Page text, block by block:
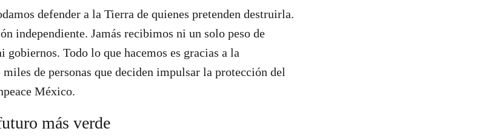
defender a la Tierra de quienes pretenden destruirla.
independiente. Jamás recibimos ni un solo peso de
Todo lo que hacemos es gracias a la
de personas que deciden impulsar la protección del
México.
más verde